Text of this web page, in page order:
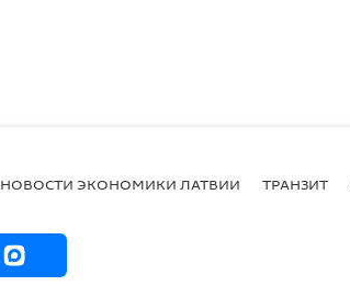
НОВОСТИ ЭКОНОМИКИ ЛАТВИИ ТРАНЗИТ